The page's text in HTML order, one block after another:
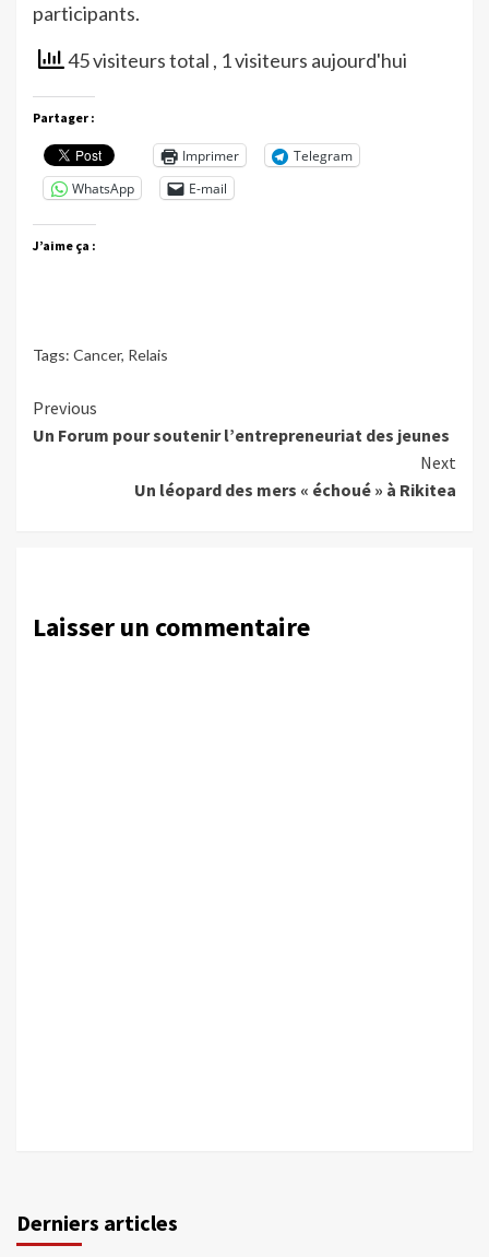
participants.
45 visiteurs total , 1 visiteurs aujourd'hui
Partager :
Imprimer
Telegram
WhatsApp
E-mail
J’aime ça :
Tags: Cancer, Relais
Continue
Reading
Previous
Un Forum pour soutenir l’entrepreneuriat des jeunes
Next
Un léopard des mers « échoué » à Rikitea
Laisser un commentaire
Derniers articles